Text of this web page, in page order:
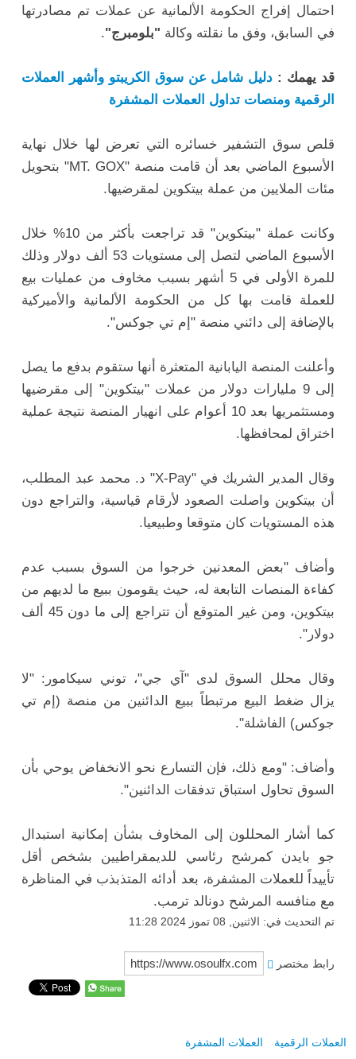
احتمال إفراج الحكومة الألمانية عن عملات تم مصادرتها
في السابق، وفق ما نقلته وكالة "بلومبرج".
قد يهمك : دليل شامل عن سوق الكريبتو وأشهر العملات
الرقمية ومنصات تداول العملات المشفرة
قلص سوق التشفير خسائره التي تعرض لها خلال نهاية
الأسبوع الماضي بعد أن قامت منصة "MT. GOX" بتحويل
مئات الملايين من عملة بيتكوين لمقرضيها.
وكانت عملة "بيتكوين" قد تراجعت بأكثر من 10% خلال
الأسبوع الماضي لتصل إلى مستويات 53 ألف دولار وذلك
للمرة الأولى في 5 أشهر بسبب مخاوف من عمليات بيع
للعملة قامت بها كل من الحكومة الألمانية والأميركية
بالإضافة إلى دائني منصة "إم تي جوكس".
وأعلنت المنصة اليابانية المتعثرة أنها ستقوم بدفع ما يصل
إلى 9 مليارات دولار من عملات "بيتكوين" إلى مقرضيها
ومستثمريها بعد 10 أعوام على انهيار المنصة نتيجة عملية
اختراق لمحافظها.
وقال المدير الشريك في "X-Pay" د. محمد عبد المطلب،
أن بيتكوين واصلت الصعود لأرقام قياسية، والتراجع دون
هذه المستويات كان متوقعا وطبيعيا.
وأضاف "بعض المعدنين خرجوا من السوق بسبب عدم
كفاءة المنصات التابعة له، حيث يقومون ببيع ما لديهم من
بيتكوين، ومن غير المتوقع أن تتراجع إلى ما دون 45 ألف
دولار".
وقال محلل السوق لدى "آي جي"، توني سيكامور: "لا
يزال ضغط البيع مرتبطاً ببيع الدائنين من منصة (إم تي
جوكس) الفاشلة".
وأضاف: "ومع ذلك، فإن التسارع نحو الانخفاض يوحي بأن
السوق تحاول استباق تدفقات الدائنين".
كما أشار المحللون إلى المخاوف بشأن إمكانية استبدال
جو بايدن كمرشح رئاسي للديمقراطيين بشخص أقل
تأييداً للعملات المشفرة، بعد أدائه المتذبذب في المناظرة
مع منافسه المرشح دونالد ترمب.
تم التحديث في: الاثنين, 08 تموز 2024 11:28
رابط مختصر
العملات الرقمية العملات المشفرة